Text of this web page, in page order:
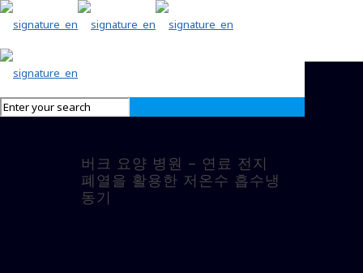
버크 요양 병원 – 연료 전지
폐열을 활용한 저온수 흡수냉
동기